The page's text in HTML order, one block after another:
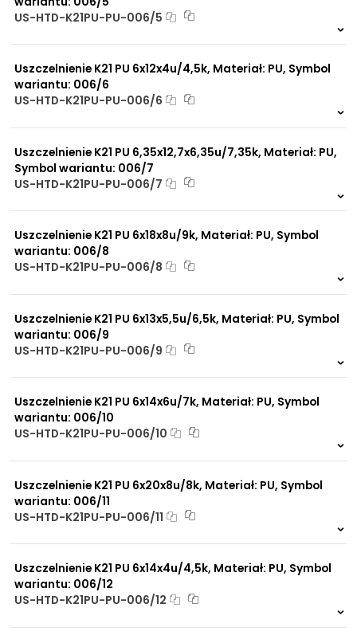
US-HTD-K21PU-PU-006/5
Uszczelnienie K21 PU 6x12x4u/4,5k, Materiał: PU, Symbol
wariantu: 006/6
US-HTD-K21PU-PU-006/6
Uszczelnienie K21 PU 6,35x12,7x6,35u/7,35k, Materiał: PU,
Symbol wariantu: 006/7
US-HTD-K21PU-PU-006/7
Uszczelnienie K21 PU 6x18x8u/9k, Materiał: PU, Symbol
wariantu: 006/8
US-HTD-K21PU-PU-006/8
Uszczelnienie K21 PU 6x13x5,5u/6,5k, Materiał: PU, Symbol
wariantu: 006/9
US-HTD-K21PU-PU-006/9
Uszczelnienie K21 PU 6x14x6u/7k, Materiał: PU, Symbol
wariantu: 006/10
US-HTD-K21PU-PU-006/10
Uszczelnienie K21 PU 6x20x8u/8k, Materiał: PU, Symbol
wariantu: 006/11
US-HTD-K21PU-PU-006/11
Uszczelnienie K21 PU 6x14x4u/4,5k, Materiał: PU, Symbol
wariantu: 006/12
US-HTD-K21PU-PU-006/12